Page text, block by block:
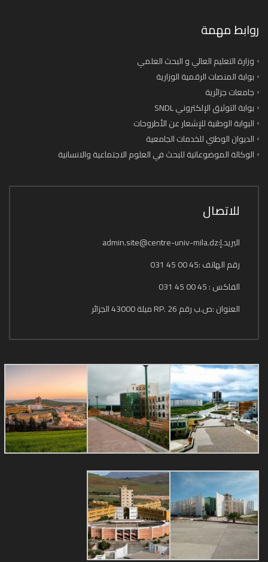
روابط مهمة
وزارة التعليم العالي و البحث العلمي
بوابة المنصات الرقمية الوزارية
جامعات جزائرية
بوابة التوثيق الإلكتروني SNDL
البوابة الوطنية للإشعار عن الأطروحات
الديوان الوطني للخدمات الجامعية
الوكالة الموضوعاتية للبحث في العلوم الاجتماعية والانسانية
للاتصال
البريد.إ:admin.site@centre-univ-mila.dz
رقم الهاتف :45 00 45 031
الفاكس : 45 00 45 031
العنوان :ص.ب رقم 26 .RP ميلة 43000 الجزائر